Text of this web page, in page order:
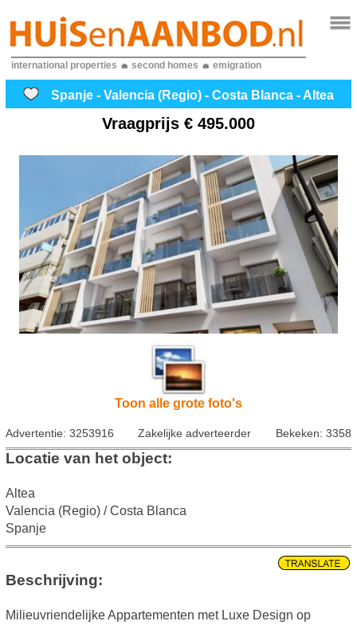
international properties second homes emigration
Spanje - Valencia (Regio) - Costa Blanca - Altea
Vraagprijs € 495.000
Toon alle grote foto's
Advertentie: 3253916 Zakelijke adverteerder Bekeken: 3358
Locatie van het object:
Altea
Valencia (Regio) / Costa Blanca
Spanje
Beschrijving:
Milieuvriendelijke Appartementen met Luxe Design op